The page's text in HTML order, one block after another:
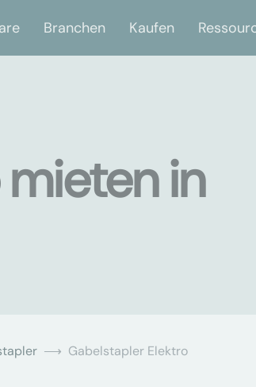
Branchen Kaufen
in
Gabelstapler Elektro